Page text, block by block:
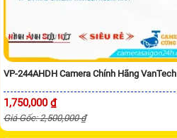
VP-244AHDH Camera Chính Hãng VanTech
1,750,000 ₫
Giá Gốc: 2,500,000 ₫